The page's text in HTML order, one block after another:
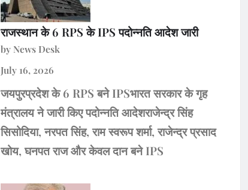
राजस्थान के 6 RPS के IPS पदोन्नति आदेश जारी
by News Desk
July 16, 2026
जयपुरप्रदेश के 6 RPS बने IPSभारत सरकार के गृह
मंत्रालय ने जारी किए पदोन्नति आदेशराजेन्द्र सिंह
सिसोदिया, नरपत सिंह, राम स्वरूप शर्मा, राजेन्द्र प्रसाद
खोय, घनपत राज और केवल दान बने IPS